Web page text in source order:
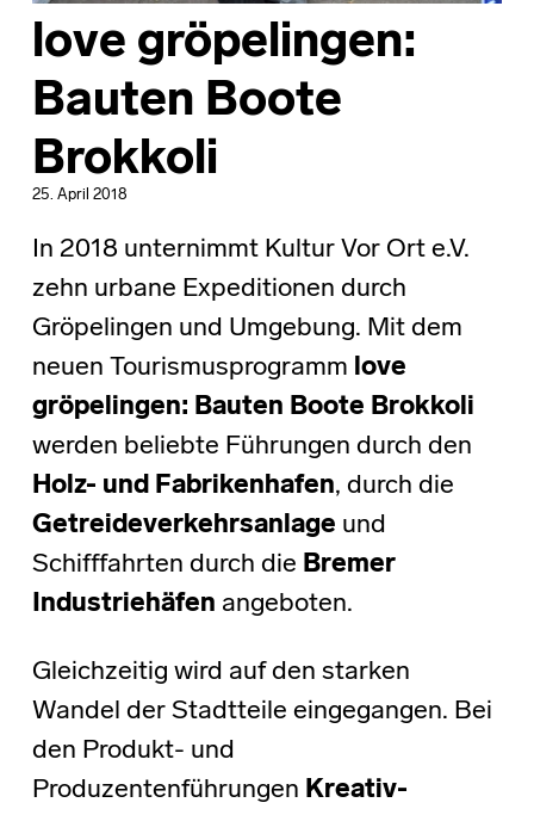
love gröpelingen:
Bauten Boote
Brokkoli
25. April 2018
In 2018 unternimmt Kultur Vor Ort e.V.
zehn urbane Expeditionen durch
Gröpelingen und Umgebung. Mit dem
neuen Tourismusprogramm love
gröpelingen: Bauten Boote Brokkoli
werden beliebte Führungen durch den
Holz- und Fabrikenhafen, durch die
Getreideverkehrsanlage und
Schifffahrten durch die Bremer
Industriehäfen angeboten.
Gleichzeitig wird auf den starken
Wandel der Stadtteile eingegangen. Bei
den Produkt- und
Produzentenführungen Kreativ-